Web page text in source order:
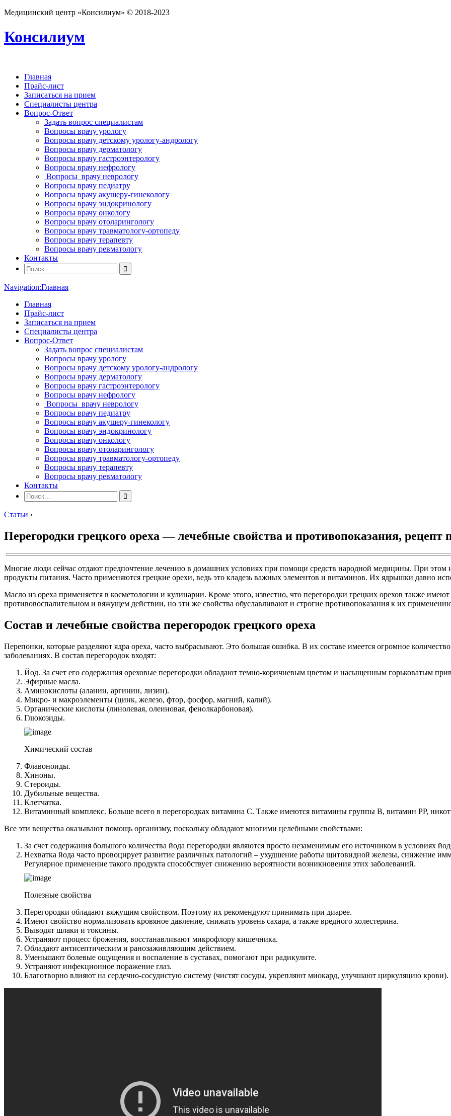
Медицинский центр «Консилиум» © 2018-2023
Консилиум
Главная
Прайс-лист
Записаться на прием
Специалисты центра
Вопрос-Ответ
Задать вопрос специалистам
Вопросы врачу урологу
Вопросы врачу детскому урологу-андрологу
Вопросы врачу дерматологу
Вопросы врачу гастроэнтерологу
Вопросы врачу нефрологу
Вопросы врачу неврологу
Вопросы врачу педиатру
Вопросы врачу акушеру-гинекологу
Вопросы врачу эндокринологу
Вопросы врачу онкологу
Вопросы врачу отоларингологу
Вопросы врачу травматологу-ортопеду
Вопросы врачу терапевту
Вопросы врачу ревматологу
Контакты
Navigation:Главная
Главная
Прайс-лист
Записаться на прием
Специалисты центра
Вопрос-Ответ
Задать вопрос специалистам
Вопросы врачу урологу
Вопросы врачу детскому урологу-андрологу
Вопросы врачу дерматологу
Вопросы врачу гастроэнтерологу
Вопросы врачу нефрологу
Вопросы врачу неврологу
Вопросы врачу педиатру
Вопросы врачу акушеру-гинекологу
Вопросы врачу эндокринологу
Вопросы врачу онкологу
Вопросы врачу отоларингологу
Вопросы врачу травматологу-ортопеду
Вопросы врачу терапевту
Вопросы врачу ревматологу
Контакты
Статьи ›
Перегородки грецкого ореха — лечебные свойства и противопоказания, рецепт
Многие люди сейчас отдают предпочтение лечению в домашних условиях при помощи средств народной медицины. При этом
продукты питания. Часто применяются грецкие орехи, ведь это кладезь важных элементов и витаминов. Их ядрышки давно
Масло из ореха применяется в косметологии и кулинарии. Кроме этого, известно, что перегородки грецких орехов также
противовоспалительном и вяжущем действии, но эти же свойства обуславливают и строгие противопоказания к их
Состав и лечебные свойства перегородок грецкого ореха
Перепонки, которые разделяют ядра ореха, часто выбрасывают. Это большая ошибка. В их составе имеется огромное
заболеваниях. В состав перегородок входят:
Йод. За счет его содержания ореховые перегородки обладают темно-коричневым цветом и насыщенным горьковатым
Эфирные масла.
Аминокислоты (аланин, аргинин, лизин).
Микро- и макроэлементы (цинк, железо, фтор, фосфор, магний, калий).
Органические кислоты (линолевая, олеиновая, фенолкарбоновая).
Глюкозиды.
Химический состав
Флавоноиды.
Хиноны.
Стероиды.
Дубильные вещества.
Клетчатка.
Витаминный комплекс. Больше всего в перегородках витамина С. Также имеются витамины группы В, витамин PP,
Все эти вещества оказывают помощь организму, поскольку обладают многими целебными свойствами:
За счет содержания большого количества йода перегородки являются просто незаменимым его источником в условиях
Нехватка йода часто провоцирует развитие различных патологий – ухудшение работы щитовидной железы, снижение
Регулярное применение такого продукта способствует снижению вероятности возникновения этих заболеваний.
Полезные свойства
Перегородки обладают вяжущим свойством. Поэтому их рекомендуют принимать при диарее.
Имеют свойство нормализовать кровяное давление, снижать уровень сахара, а также вредного холестерина.
Выводят шлаки и токсины.
Устраняют процесс брожения, восстанавливают микрофлору кишечника.
Обладают антисептическим и ранозаживляющим действием.
Уменьшают болевые ощущения и воспаление в суставах, помогают при радикулите.
Устраняют инфекционное поражение глаз.
Благотворно влияют на сердечно-сосудистую систему (чистят сосуды, укрепляют миокард, улучшают циркуляцию крови).